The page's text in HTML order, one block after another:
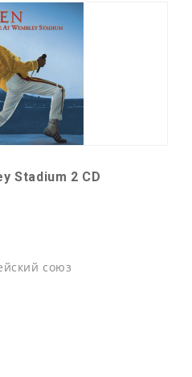
Stadium 2 CD
союз